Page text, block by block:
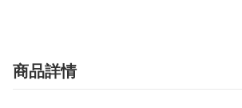
商品詳情